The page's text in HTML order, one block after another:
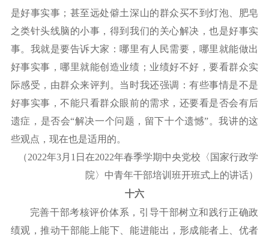
是好事实事；甚至远处僻土深山的群众买不到灯泡、肥皂
之类针头线脑的小事，得到我们的关心解决，也是好事实
事。我就是要告诉大家：哪里有人民需要，哪里就能做出
好事实事，哪里就能创造业绩；业绩好不好，要看群众实
际感受，由群众来评判。当时我还强调：有些事情是不是
好事实事，不能只看群众眼前的需求，还要看是否会有后
遗症，是否会“解决一个问题，留下十个遗憾”。我讲的这
些观点，现在也是适用的。
（2022年3月1日在2022年春季学期中央党校〈国家行政学
院〉中青年干部培训班开班式上的讲话）
十六
完善干部考核评价体系，引导干部树立和践行正确政
绩观，推动干部能上能下、能进能出，形成能者上、优者